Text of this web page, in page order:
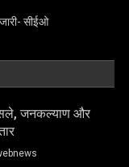
सीईओ
जनकल्याण और